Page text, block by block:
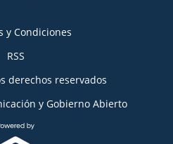
y Condiciones
RSS
derechos reservados
y Gobierno Abierto